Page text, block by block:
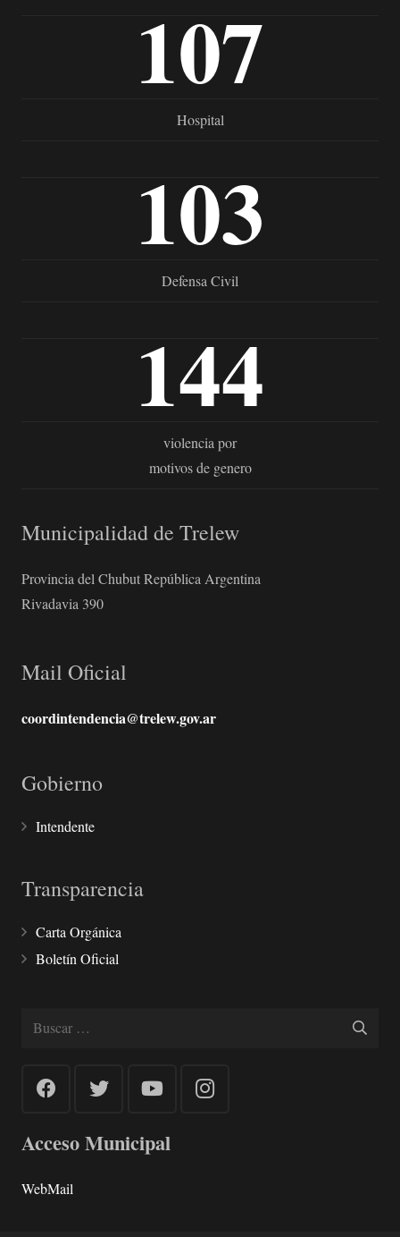
107
Hospital
103
Defensa Civil
144
violencia por
motivos de genero
Municipalidad de Trelew
Provincia del Chubut República Argentina
Rivadavia 390
Mail Oficial
coordintendencia@trelew.gov.ar
Gobierno
Intendente
Transparencia
Carta Orgánica
Boletín Oficial
Buscar:
Acceso Municipal
WebMail